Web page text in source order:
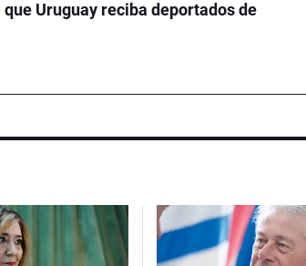
que Uruguay reciba deportados de